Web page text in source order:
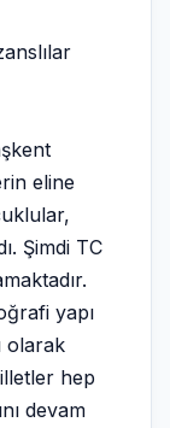
eline
Şimdi TC
yapı
olarak
hep
devam